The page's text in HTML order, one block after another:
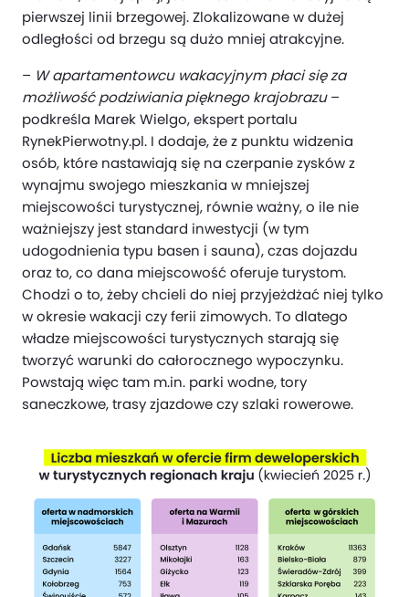
pierwszej linii brzegowej. Zlokalizowane w dużej
odległości od brzegu są dużo mniej atrakcyjne.
– W apartamentowcu wakacyjnym płaci się za
możliwość podziwiania pięknego krajobrazu–
podkreśla Marek Wielgo, ekspert portalu
RynekPierwotny.pl. I dodaje, że z punktu widzenia
osób, które nastawiają się na czerpanie zysków z
wynajmu swojego mieszkania w mniejszej
miejscowości turystycznej, równie ważny, o ile nie
ważniejszy jest standard inwestycji (w tym
udogodnienia typu basen i sauna), czas dojazdu
oraz to, co dana miejscowość oferuje turystom.
Chodzi o to, żeby chcieli do niej przyjeżdżać niej tylko
w okresie wakacji czy ferii zimowych. To dlatego
władze miejscowości turystycznych starają się
tworzyć warunki do całorocznego wypoczynku.
Powstają więc tam m.in. parki wodne, tory
saneczkowe, trasy zjazdowe czy szlaki rowerowe.